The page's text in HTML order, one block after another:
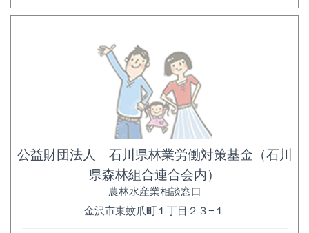
公益財団法人 石川県林業労働対策基金（石川
県森林組合連合会内）
農林水産業相談窓口
金沢市東蚊爪町１丁目２３−１